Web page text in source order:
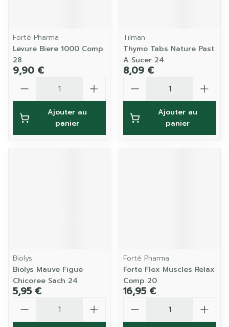
Forté Pharma
Levure Biere 1000 Comp
28
9,90 €
Ajouter au
panier
Tilman
Thymo Tabs Nature Past
A Sucer 24
8,09 €
Ajouter au
panier
Biolys
Biolys Mauve Figue
Chicoree Sach 24
5,95 €
Forté Pharma
Forte Flex Muscles Relax
Comp 20
16,95 €